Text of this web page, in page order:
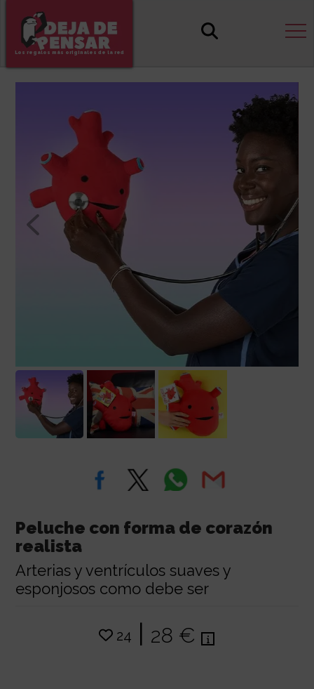
Los regalos más originales de la red
Peluche con forma de corazón
realista
Arterias y ventrículos suaves y
esponjosos como debe ser
24 | 28 €